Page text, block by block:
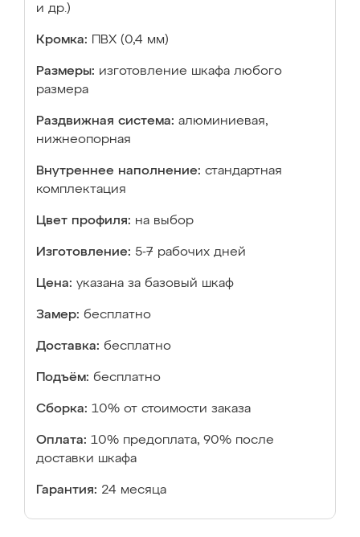
и др.)
Кромка: ПВХ (0,4 мм)
Размеры: изготовление шкафа любого
размера
Раздвижная система: алюминиевая,
нижнеопорная
Внутреннее наполнение: стандартная
комплектация
Цвет профиля: на выбор
Изготовление: 5-7 рабочих дней
Цена: указана за базовый шкаф
Замер: бесплатно
Доставка: бесплатно
Подъём: бесплатно
Сборка: 10% от стоимости заказа
Оплата: 10% предоплата, 90% после
доставки шкафа
Гарантия: 24 месяца